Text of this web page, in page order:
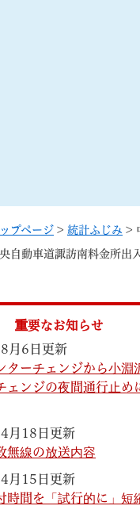
しごと
組織で探す
子育て
ップページ > 統計ふじみ >
自動車道諏訪南料金所出
重要なお知らせ
月6日更新
ターチェンジから小淵
ェンジの夜間通行止め
月18日更新
無線の放送内容
月15日更新
時間を「試行的に」短